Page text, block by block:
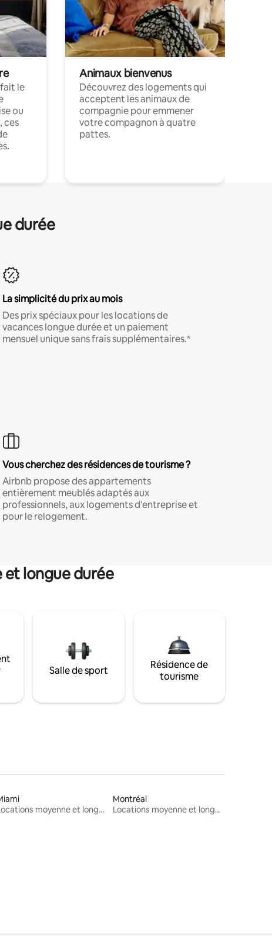
le
ou
ces
Animaux bienvenus
Découvrez des logements qui
acceptent les animaux de
compagnie pour emmener
votre compagnon à quatre
pattes.
durée
La simplicité du prix au mois
Des prix spéciaux pour les locations de
vacances longue durée et un paiement
mensuel unique sans frais supplémentaires.*
Vous cherchez des résidences de tourisme ?
Airbnb propose des appartements
entièrement meublés adaptés aux
professionnels, aux logements d'entreprise et
pour le relogement.
et longue durée
Salle de sport
Résidence de
tourisme
Locations moyenne et longue durée
Montréal
Locations moyenne et longue durée